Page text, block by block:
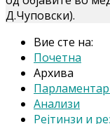
Д.Чуповски).
Вие сте на:
Почетна
Архива
Анализи
Рејтинзи и